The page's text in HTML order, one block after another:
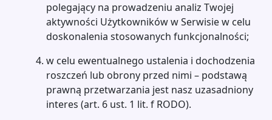
polegający na prowadzeniu analiz Twojej
aktywności Użytkowników w Serwisie w celu
doskonalenia stosowanych funkcjonalności;
w celu ewentualnego ustalenia i dochodzenia
roszczeń lub obrony przed nimi – podstawą
prawną przetwarzania jest nasz uzasadniony
interes (art. 6 ust. 1 lit. f RODO).